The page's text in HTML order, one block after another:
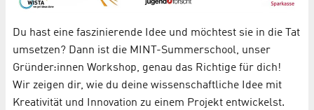
Du hast eine faszinierende Idee und möchtest sie in die Tat
umsetzen? Dann ist die MINT-Summerschool, unser
Gründer:innen Workshop, genau das Richtige für dich!
Wir zeigen dir, wie du deine wissenschaftliche Idee mit
Kreativität und Innovation zu einem Projekt entwickelst.